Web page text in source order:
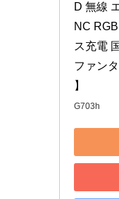
D 無線
NC
ス充電
ファン
】
G703h